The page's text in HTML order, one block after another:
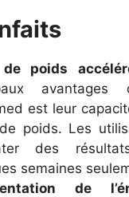
de poids
avantages
est leur
poids. Les
des
semaines
de